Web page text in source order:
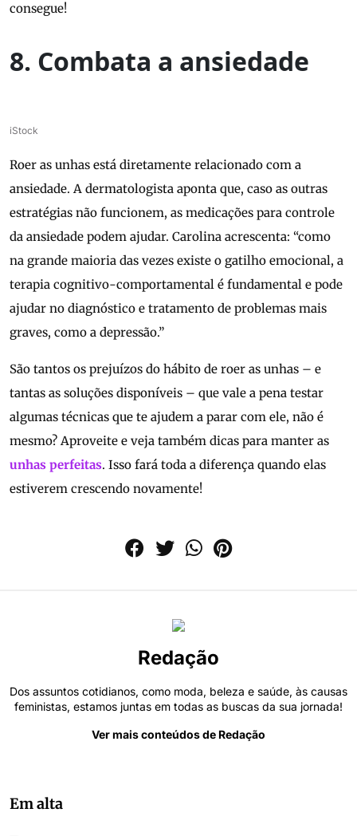
consegue!
8. Combata a ansiedade
iStock
Roer as unhas está diretamente relacionado com a
ansiedade. A dermatologista aponta que, caso as outras
estratégias não funcionem, as medicações para controle
da ansiedade podem ajudar. Carolina acrescenta: “como
na grande maioria das vezes existe o gatilho emocional, a
terapia cognitivo-comportamental é fundamental e pode
ajudar no diagnóstico e tratamento de problemas mais
graves, como a depressão.”
São tantos os prejuízos do hábito de roer as unhas – e
tantas as soluções disponíveis – que vale a pena testar
algumas técnicas que te ajudem a parar com ele, não é
mesmo? Aproveite e veja também dicas para manter as
unhas perfeitas. Isso fará toda a diferença quando elas
estiverem crescendo novamente!
Redação
Dos assuntos cotidianos, como moda, beleza e saúde, às causas
feministas, estamos juntas em todas as buscas da sua jornada!
Ver mais conteúdos de Redação
Em alta